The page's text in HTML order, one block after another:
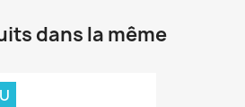
dans la même